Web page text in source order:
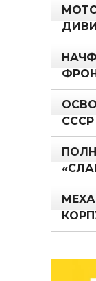
СССР